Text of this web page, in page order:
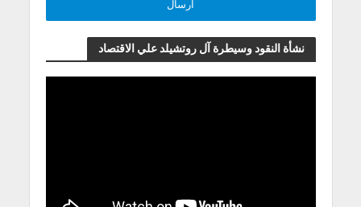
نشأة النقود وسيطرة آل روتشيلد علي الاقتصاد